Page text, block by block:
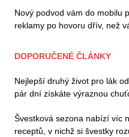
Nový podvod vám do mobilu
reklamy po hovoru dřív, než
DOPORUČENÉ ČLÁNKY
Nejlepší druhý život pro lák
pár dní získáte výraznou
Švestková sezona nabízí víc
receptů, v nichž si švestky